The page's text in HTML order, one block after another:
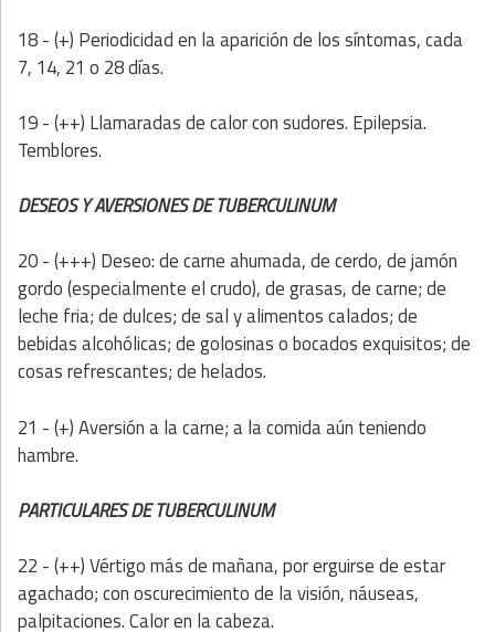
18 - (+) Periodicidad en la aparición de los síntomas, cada
7, 14, 21 o 28 días.
19 - (++) Llamaradas de calor con sudores. Epilepsia.
Temblores.
DESEOS Y AVERSIONES DE TUBERCULINUM
20 - (+++) Deseo: de carne ahumada, de cerdo, de jamón
gordo (especialmente el crudo), de grasas, de carne; de
leche fria; de dulces; de sal y alimentos calados; de
bebidas alcohólicas; de golosinas o bocados exquisitos; de
cosas refrescantes; de helados.
21 - (+) Aversión a la carne; a la comida aún teniendo
hambre.
PARTICULARES DE TUBERCULINUM
22 - (++) Vértigo más de mañana, por erguirse de estar
agachado; con oscurecimiento de la visión, náuseas,
palpitaciones. Calor en la cabeza.